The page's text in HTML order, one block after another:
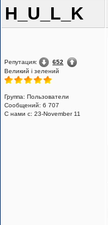
H_U_L_K
Репутация:
652
Великий i зелений
Группа: Пользователи
Сообщений: 6 707
С нами с: 23-November 11